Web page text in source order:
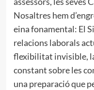
Nosaltres hem
eina fonamental: El
relacions laborals
flexibilitat invisible,
constant sobre les
una preparació que